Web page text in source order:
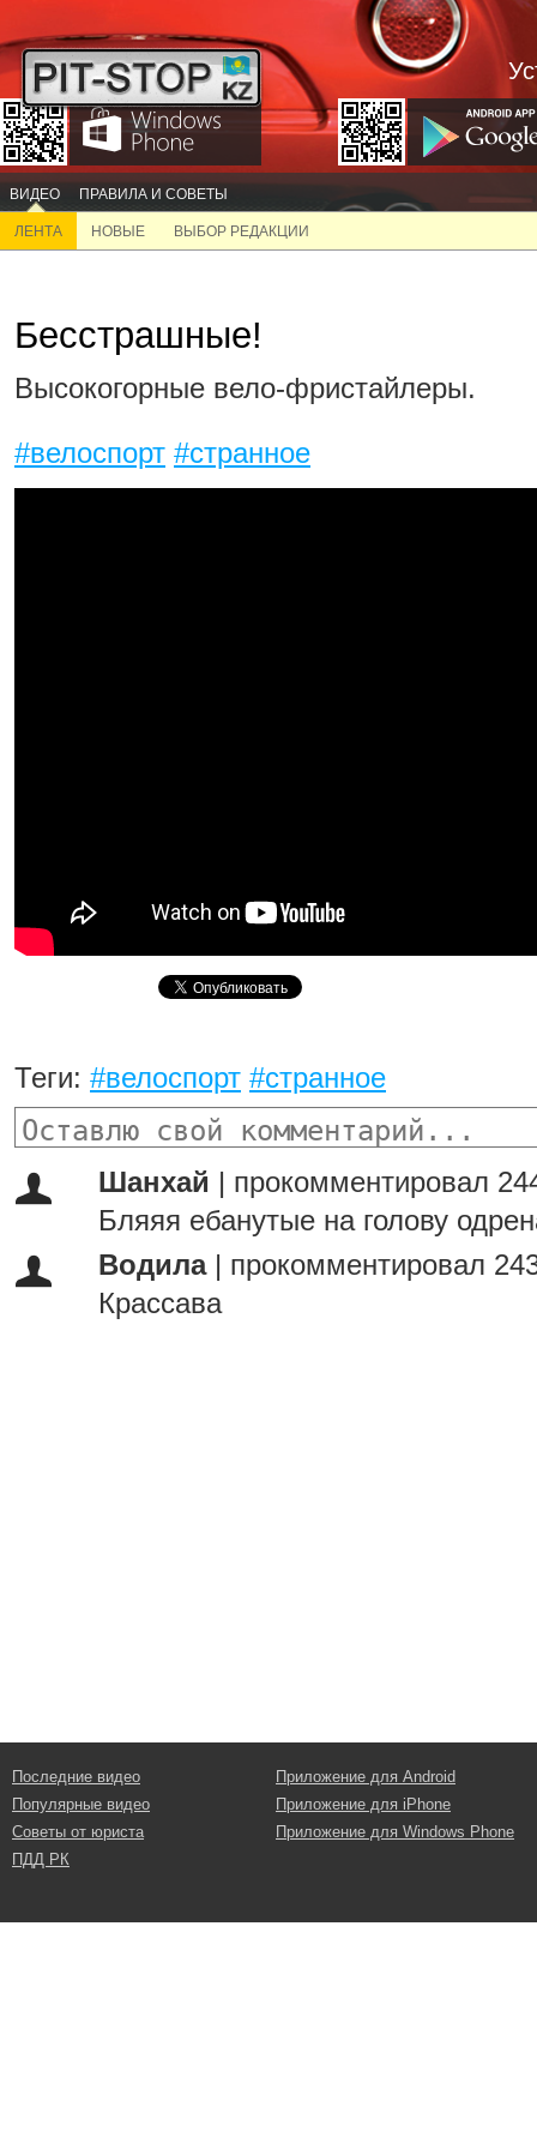
ВИДЕО ПРАВИЛА И СОВЕТЫ
ЛЕНТА НОВЫЕ ВЫБОР РЕДАКЦИИ
Бесстрашные!
Высокогорные вело-фристайлеры.
#велоспорт #странное
Теги: #велоспорт #странное
Шанхай
прокомментировал
Бляяя ебанутые на голову
Водила| прокомментировал
Крассава
Последние видео
Популярные видео
Советы от юриста
ПДД РК
Приложение для Android
Приложение для iPhone
Приложение для Windows Phone